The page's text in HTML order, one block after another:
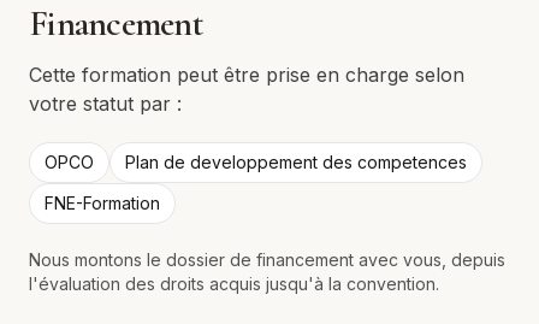
Financement
Cette formation peut être prise en charge selon
votre statut par :
OPCO
Plan de developpement des competences
FNE-Formation
Nous montons le dossier de financement avec vous, depuis
l'évaluation des droits acquis jusqu'à la convention.